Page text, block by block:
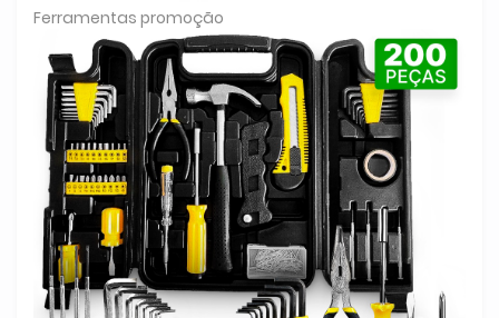
Ferramentas promoção